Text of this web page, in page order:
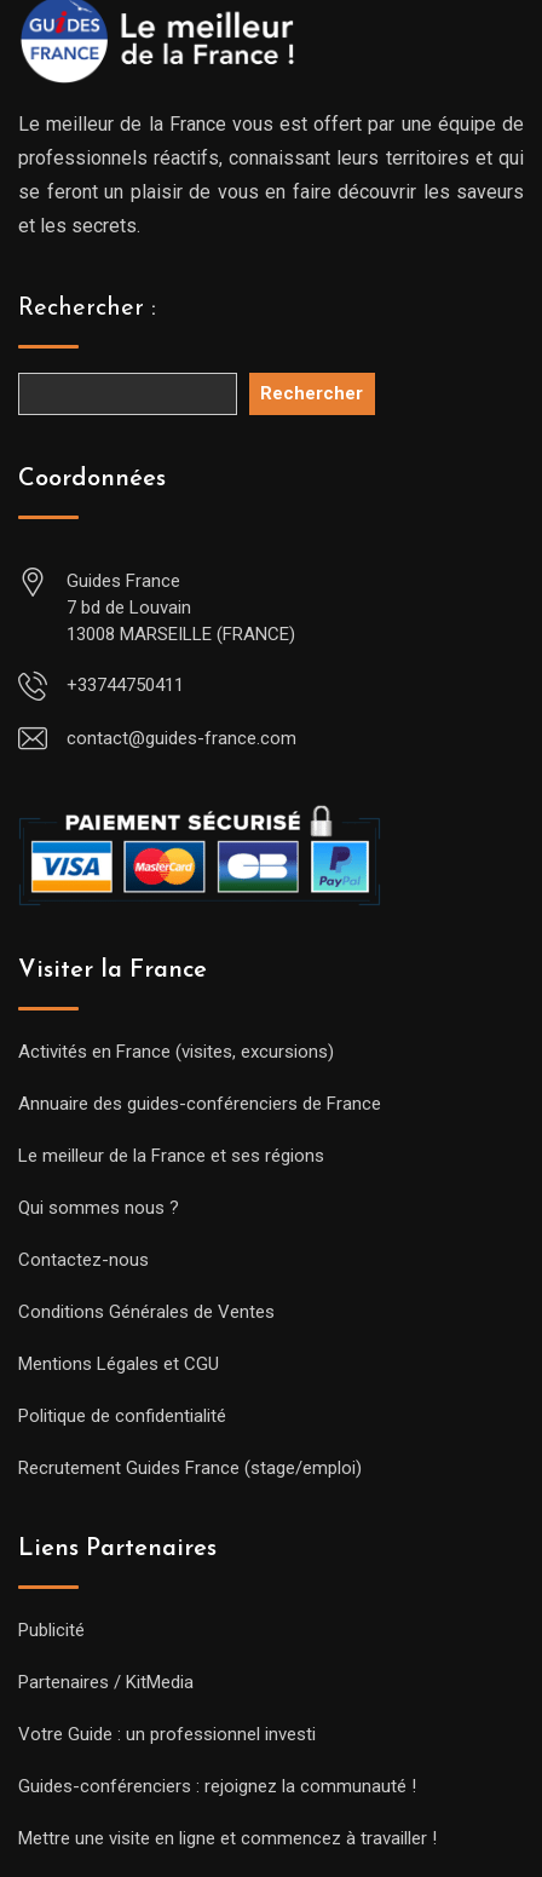
Le meilleur de la France vous est offert par une équipe de
professionnels réactifs, connaissant leurs territoires et qui
se feront un plaisir de vous en faire découvrir les saveurs
et les secrets.
Rechercher :
Rechercher
Coordonnées
Guides France
7 bd de Louvain
13008 MARSEILLE (FRANCE)
+33744750411
contact@guides-france.com
Visiter la France
Activités en France (visites, excursions)
Annuaire des guides-conférenciers de France
Le meilleur de la France et ses régions
Qui sommes nous ?
Contactez-nous
Conditions Générales de Ventes
Mentions Légales et CGU
Politique de confidentialité
Recrutement Guides France (stage/emploi)
Liens Partenaires
Publicité
Partenaires / KitMedia
Votre Guide : un professionnel investi
Guides-conférenciers : rejoignez la communauté !
Mettre une visite en ligne et commencez à travailler !